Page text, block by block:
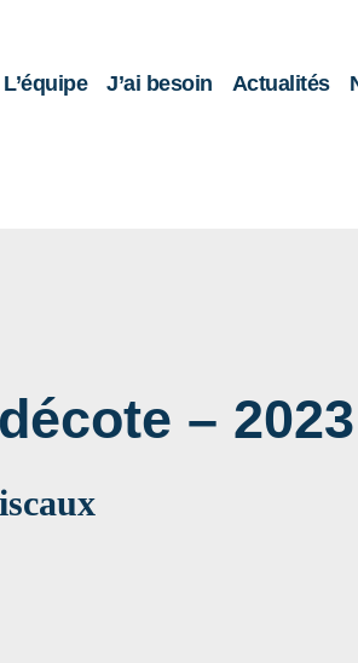
L’équipe J’ai besoin Actualités
– 2023